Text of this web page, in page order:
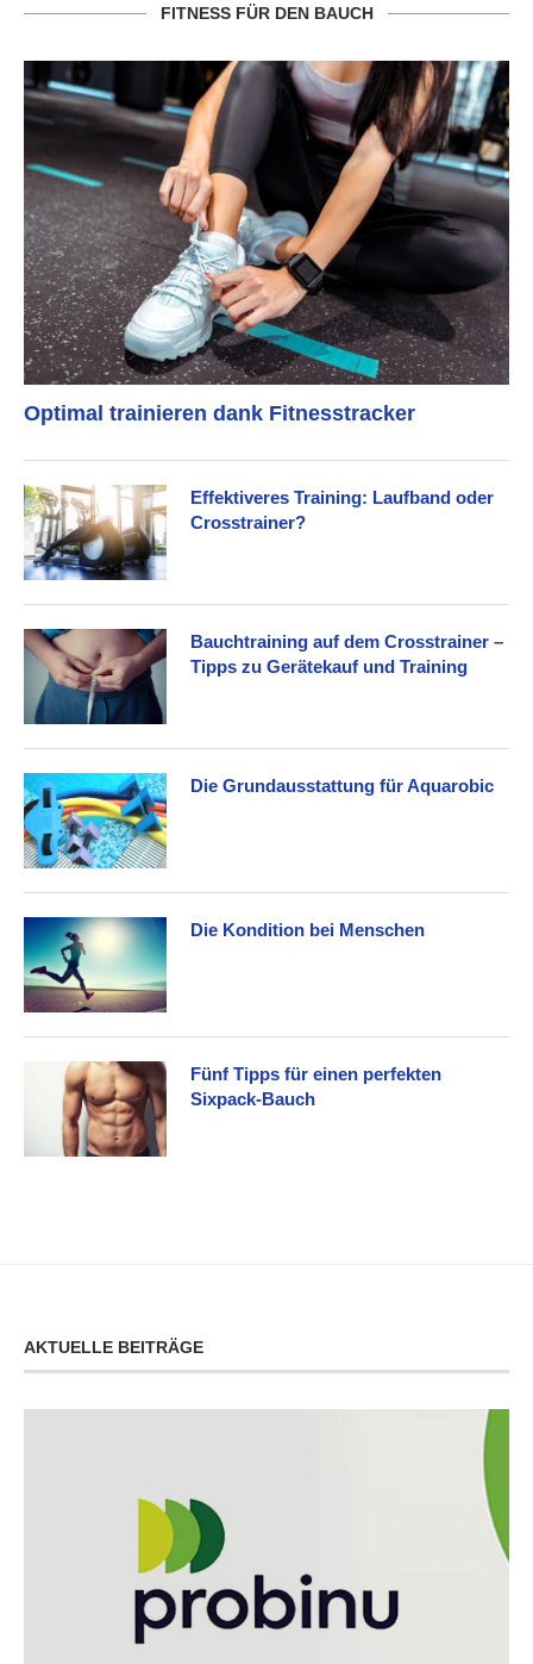
FITNESS FÜR DEN BAUCH
Optimal trainieren dank Fitnesstracker
Effektiveres Training: Laufband oder
Crosstrainer?
Bauchtraining auf dem Crosstrainer –
Tipps zu Gerätekauf und Training
Die Grundausstattung für Aquarobic
Die Kondition bei Menschen
Fünf Tipps für einen perfekten
Sixpack-Bauch
AKTUELLE BEITRÄGE